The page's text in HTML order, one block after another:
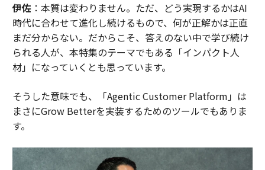
伊佐：本質は変わりません。ただ、どう実現するかはAI
時代に合わせて進化し続けるもので、何が正解かは正直
まだ分からない。だからこそ、答えのない中で学び続け
られる人が、本特集のテーマでもある「インパクト人
材」になっていくとも思っています。
そうした意味でも、「Agentic Customer Platform」は
まさにGrow Betterを実装するためのツールでもありま
す。